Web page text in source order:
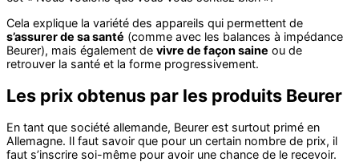
Cela explique la variété des appareils qui permettent de
s’assurer de sa santé (comme avec les balances à impédance
Beurer), mais également de vivre de façon saine ou de
retrouver la santé et la forme progressivement.
Les prix obtenus par les produits Beurer
En tant que société allemande, Beurer est surtout primé en
Allemagne. Il faut savoir que pour un certain nombre de prix, il
faut s’inscrire soi-même pour avoir une chance de le recevoir.